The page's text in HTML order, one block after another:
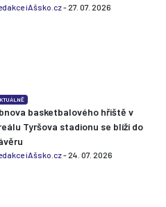
iAšsko.cz- 27. 07. 2026
basketbalového hřiště v
Tyršova stadionu se blíží do
iAšsko.cz- 24. 07. 2026